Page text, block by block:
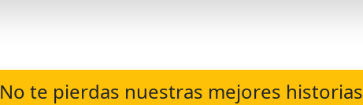
No te pierdas nuestras mejores historias